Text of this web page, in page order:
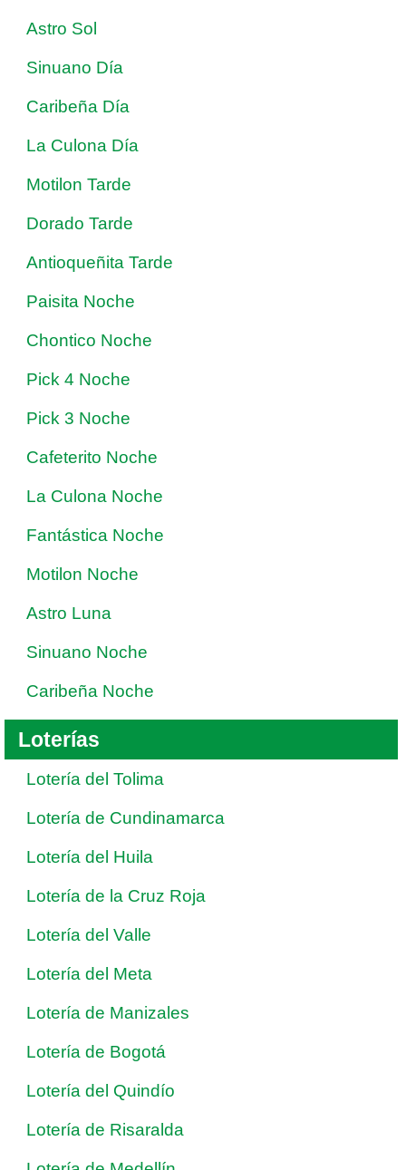
Astro Sol
Sinuano Día
Caribeña Día
La Culona Día
Motilon Tarde
Dorado Tarde
Antioqueñita Tarde
Paisita Noche
Chontico Noche
Pick 4 Noche
Pick 3 Noche
Cafeterito Noche
La Culona Noche
Fantástica Noche
Motilon Noche
Astro Luna
Sinuano Noche
Caribeña Noche
Loterías
Lotería del Tolima
Lotería de Cundinamarca
Lotería del Huila
Lotería de la Cruz Roja
Lotería del Valle
Lotería del Meta
Lotería de Manizales
Lotería de Bogotá
Lotería del Quindío
Lotería de Risaralda